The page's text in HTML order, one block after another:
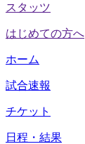
スタッツ
はじめての方へ
ホーム
試合速報
チケット
日程・結果